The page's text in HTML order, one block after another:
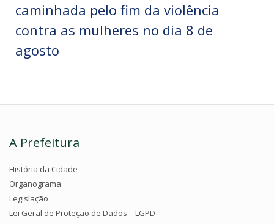
caminhada pelo fim da violência
contra as mulheres no dia 8 de
agosto
A Prefeitura
História da Cidade
Organograma
Legislação
Lei Geral de Proteção de Dados – LGPD